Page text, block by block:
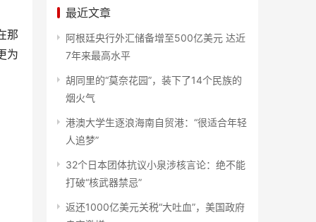
那
为
最近文章
阿根廷央行外汇储备增至500亿美元 达近
7年来最高水平
胡同里的“莫奈花园”，装下了14个民族的
烟火气
港澳大学生逐浪海南自贸港：“很适合年轻
人追梦”
32个日本团体抗议小泉涉核言论：绝不能
打破“核武器禁忌”
返还1000亿美元关税“大吐血”，美国政府